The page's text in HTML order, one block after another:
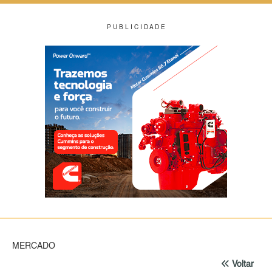
P U B L I C I D A D E
MERCADO
Voltar